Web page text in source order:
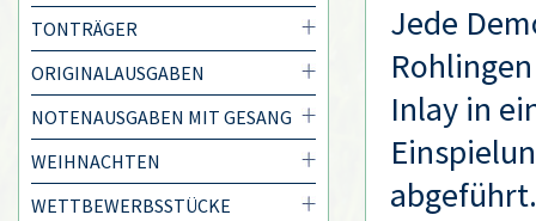
TONTRÄGER
ORIGINALAUSGABEN
NOTENAUSGABEN MIT GESANG
WEIHNACHTEN
WETTBEWERBSSTÜCKE
Jede
Inlay in
abgeführt.